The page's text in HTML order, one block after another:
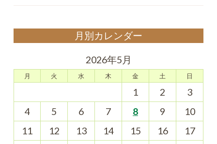
月別カレンダー
2026年5月
月 火 水 木 金 土 日
1 2
3
4
5 6 7 8 9
10
11
12 13 14 15 16
17